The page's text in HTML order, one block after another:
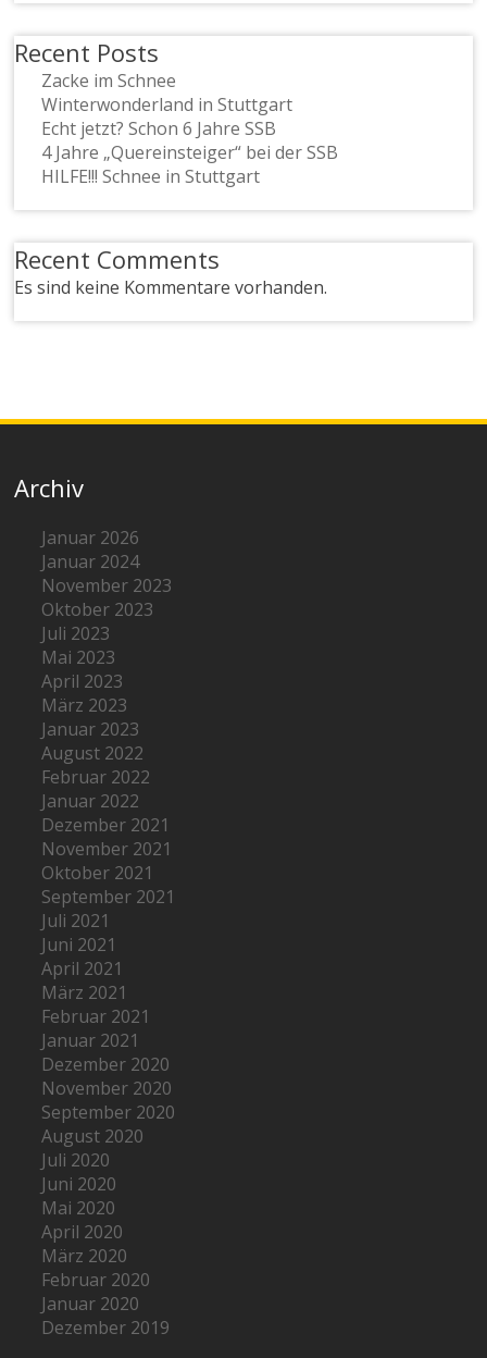
Recent Posts
Zacke im Schnee
Winterwonderland in Stuttgart
Echt jetzt? Schon 6 Jahre SSB
4 Jahre „Quereinsteiger“ bei der SSB
HILFE!!! Schnee in Stuttgart
Recent Comments
Es sind keine Kommentare vorhanden.
Archiv
Januar 2026
Januar 2024
November 2023
Oktober 2023
Juli 2023
Mai 2023
April 2023
März 2023
Januar 2023
August 2022
Februar 2022
Januar 2022
Dezember 2021
November 2021
Oktober 2021
September 2021
Juli 2021
Juni 2021
April 2021
März 2021
Februar 2021
Januar 2021
Dezember 2020
November 2020
September 2020
August 2020
Juli 2020
Juni 2020
Mai 2020
April 2020
März 2020
Februar 2020
Januar 2020
Dezember 2019